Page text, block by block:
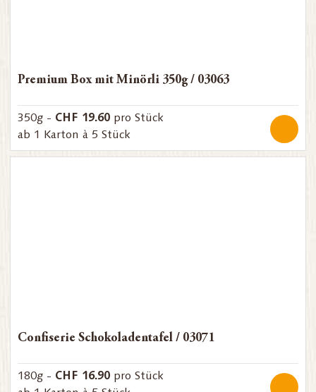
Premium Box mit Minörli 350g / 03063
350g - CHF 19.60 pro Stück
ab 1 Karton à 5 Stück
Confiserie Schokoladentafel / 03071
180g - CHF 16.90 pro Stück